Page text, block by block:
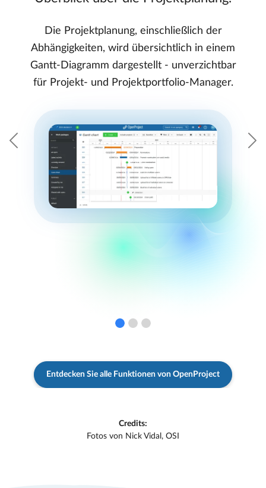
Die Projektplanung, einschließlich der
Abhängigkeiten, wird übersichtlich in einem
Gantt-Diagramm dargestellt - unverzichtbar
für Projekt- und Projektportfolio-Manager.
Vorherige
Entdecken Sie alle Funktionen von OpenProject
Credits:
Fotos von Nick Vidal, OSI